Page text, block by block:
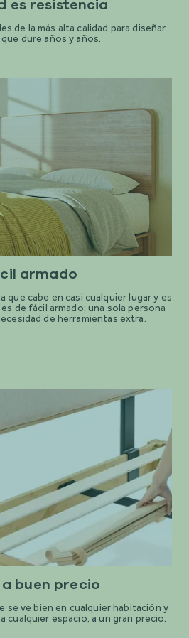
es resistencia
de la más alta calidad para diseñar
dure años y años.
armado
que cabe en casi cualquier lugar y es
de fácil armado; una sola persona
de herramientas extra.
buen precio
se ve bien en cualquier habitación y
cualquier espacio, a un gran precio.